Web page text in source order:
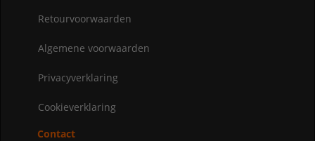
Retourvoorwaarden
Algemene voorwaarden
Privacyverklaring
Cookieverklaring
Contact